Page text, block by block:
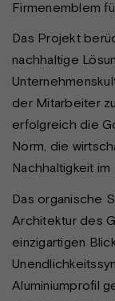
Firmenemblem
Das Projekt
nachhaltige
der Mitarbeiter
erfolgreich die
Norm, die
Nachhaltigkeit
Das organische
Architektur des
einzigartigen
Aluminiumprofil